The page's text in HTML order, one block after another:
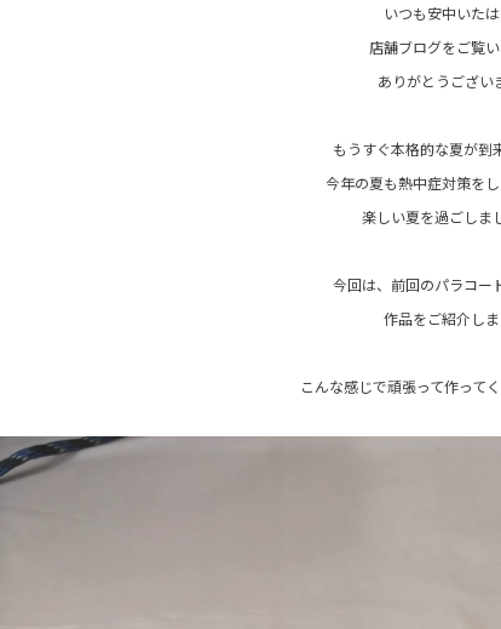
いつも安中いた
店舗ブログをご覧
ありがとうござい
もうすぐ本格的な夏が到
今年の夏も熱中症対策をし
楽しい夏を過ごしま
今回は、前回のパラコー
作品をご紹介し
こんな感じで頑張って作って